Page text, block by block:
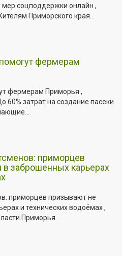
соцподдержки онлайн ,
Приморского края...
фермерам
фермерам Приморья ,
60% затрат на создание пасеки
приморцев
в заброшенных карьерах
приморцев призывают не
и технических водоёмах ,
Приморья...